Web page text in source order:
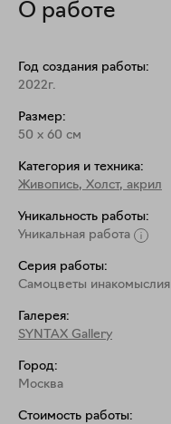
О работе
Год создания работы:
2022г.
Размер:
50 x 60 см
Категория и техника:
Живопись, Холст, акрил
Уникальность работы:
Уникальная работа
Серия работы:
Самоцветы инакомыслия
Галерея:
SYNTAX Gallery
Город:
Москва
Стоимость работы: